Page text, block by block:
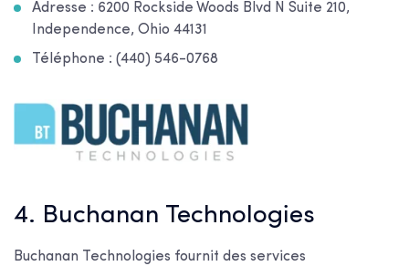
Adresse : 6200 Rockside Woods Blvd N Suite 210,
Independence, Ohio 44131
Téléphone : (440) 546-0768
4. Buchanan Technologies
Buchanan Technologies fournit des services